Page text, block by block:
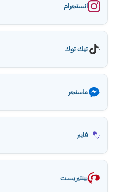
انستجرام
تيك توك
ماسنجر
فايبر
بينتيريست